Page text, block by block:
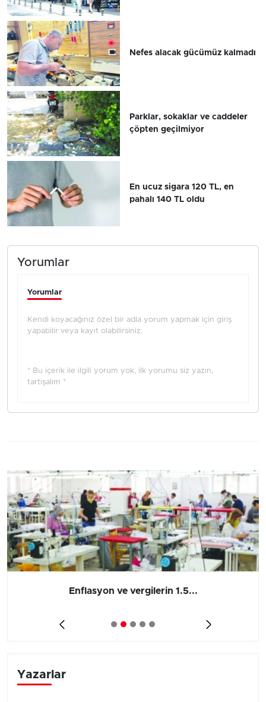
Nefes alacak gücümüz kalmadı
Parklar, sokaklar ve caddeler
çöpten geçilmiyor
En ucuz sigara 120 TL, en
pahalı 140 TL oldu
Yorumlar
Yorumlar
Kendi koyacağınız özel bir adla yorum yapmak için giriş
yapabilir veya kayıt olabilirsiniz.
* Bu içerik ile ilgili yorum yok, ilk yorumu siz yazın,
tartışalım *
Enflasyon ve vergilerin 1.5...
Yazarlar